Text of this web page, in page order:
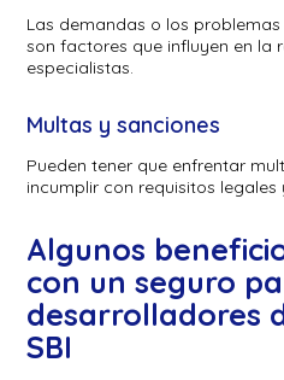
Las demandas o los
son factores que influyen en la
especialistas.
Multas y sanciones
Pueden tener que enfrentar
incumplir con requisitos legales
Algunos
con un seguro
desarrolladores
SBI